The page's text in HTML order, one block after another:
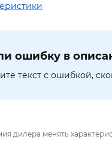
ошибку в
текст с ошибкой,
дилера менять